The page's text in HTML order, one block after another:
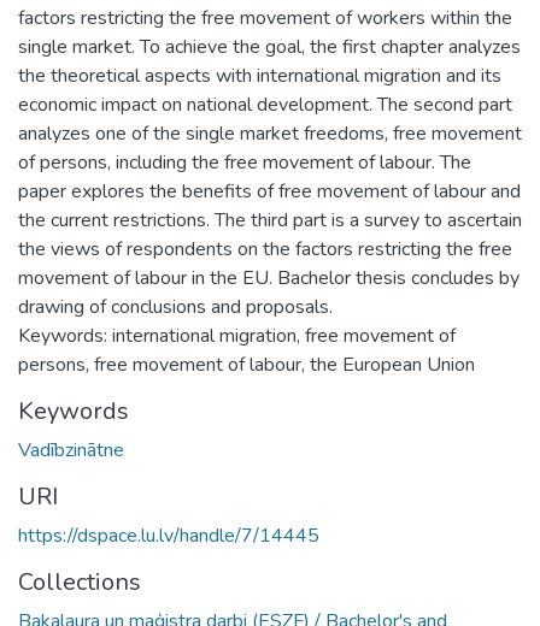
factors restricting the free movement of workers within the
single market. To achieve the goal, the first chapter analyzes
the theoretical aspects with international migration and its
economic impact on national development. The second part
analyzes one of the single market freedoms, free movement
of persons, including the free movement of labour. The
paper explores the benefits of free movement of labour and
the current restrictions. The third part is a survey to ascertain
the views of respondents on the factors restricting the free
movement of labour in the EU. Bachelor thesis concludes by
drawing of conclusions and proposals.
Keywords: international migration, free movement of
persons, free movement of labour, the European Union
Keywords
Vadībzinātne
URI
https://dspace.lu.lv/handle/7/14445
Collections